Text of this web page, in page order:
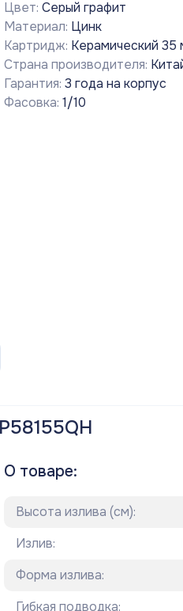
Цвет: Серый графит
Материал: Цинк
Картридж: Керамический
Страна производителя:
Гарантия: 3 года на корпус
Фасовка: 1/10
О товаре:
Высота излива (см):
Излив:
Форма излива:
Гибкая подводка: